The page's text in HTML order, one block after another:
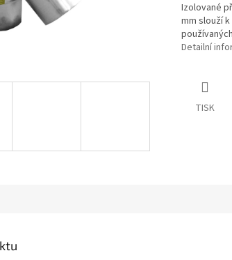
Izolované
mm slouží
Detailní
TISK